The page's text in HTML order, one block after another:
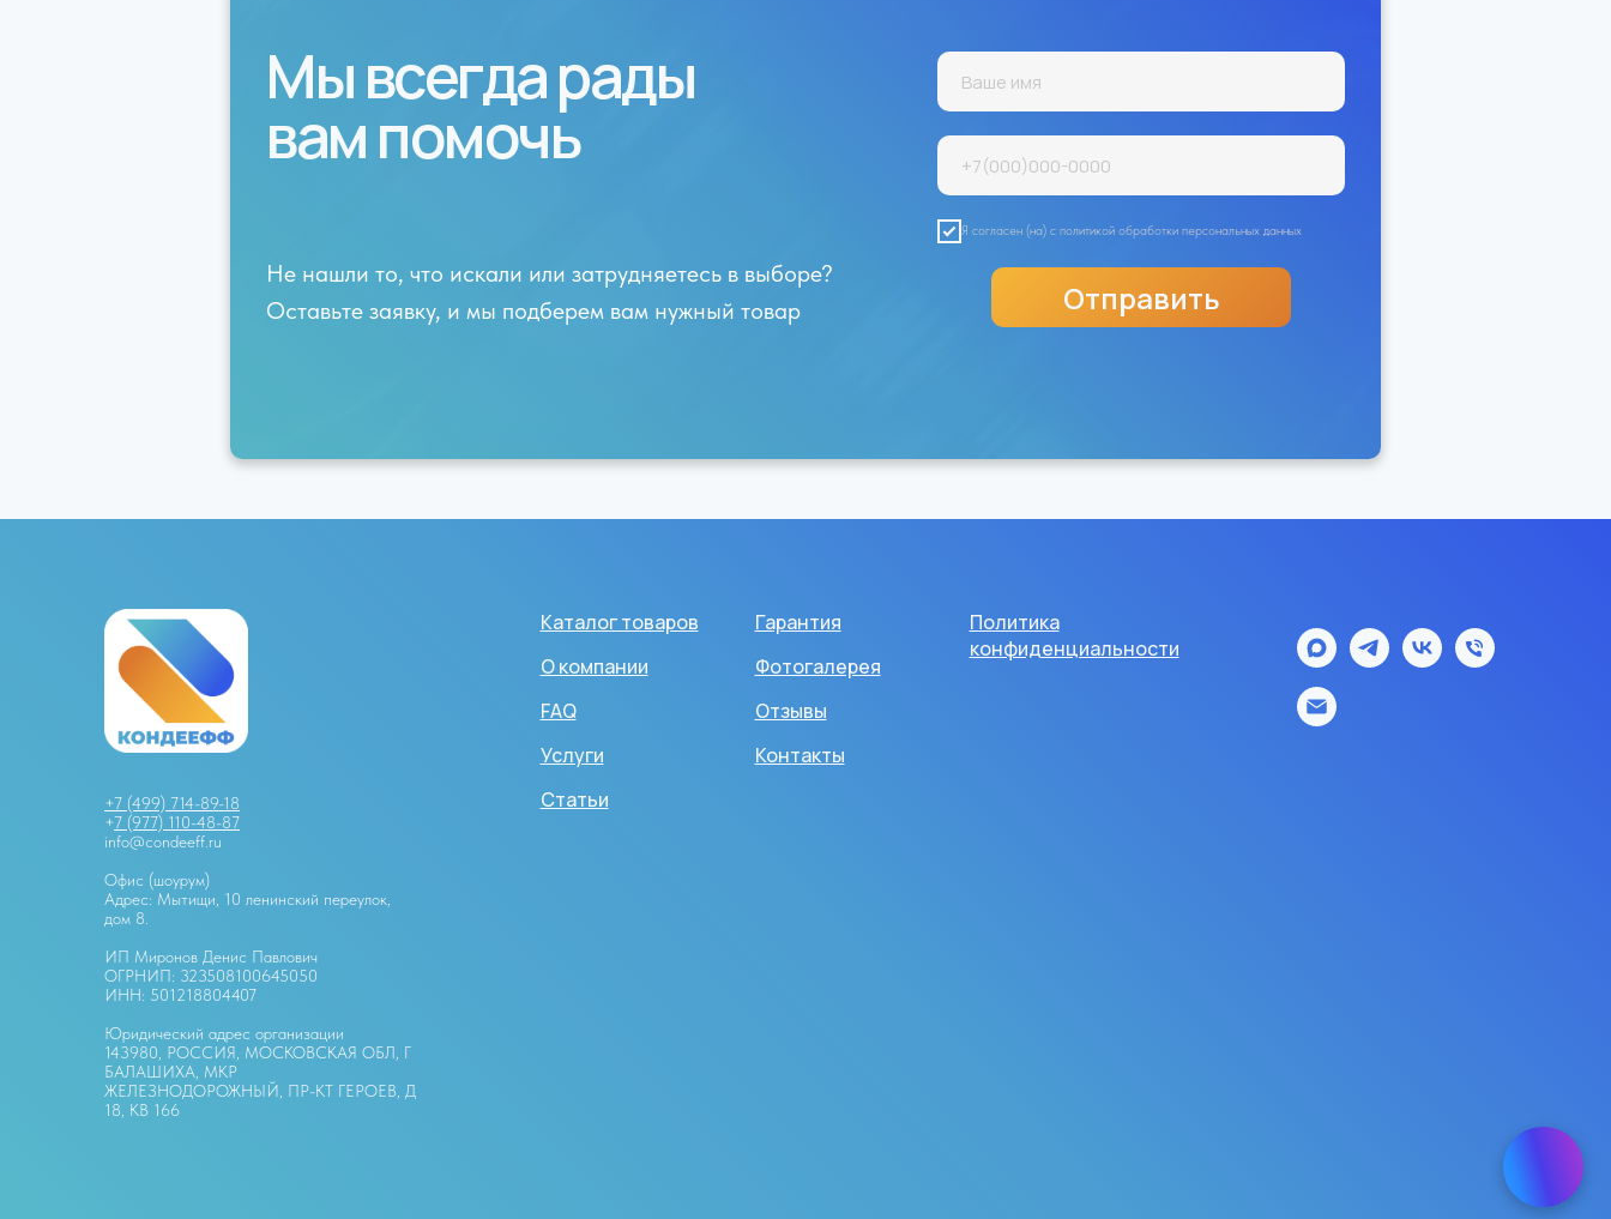
Я согласен (на) с политикой обработки персональных данных
Отправить
Не нашли то, что искали или затрудняетесь в выборе?
Оставьте заявку, и мы подберем вам нужный товар
Мы всегда рады
вам помочь
+7 (499) 714-89-18
+7 (977) 110-48-87
info@condeeff.ru
Офис (шоурум)
Адрес: Мытищи, 10 ленинский переулок,
дом 8.
ИП Миронов Денис Павлович
ОГРНИП: 323508100645050
ИНН: 501218804407
Юридический адрес организации
143980, РОССИЯ, МОСКОВСКАЯ ОБЛ, Г
БАЛАШИХА, МКР
ЖЕЛЕЗНОДОРОЖНЫЙ, ПР-КТ ГЕРОЕВ, Д
18, КВ 166
Каталог товаров
О компании
FAQ
Услуги
Статьи
Гарантия
Фотогалерея
Отзывы
Контакты
Политика
конфиденциальности